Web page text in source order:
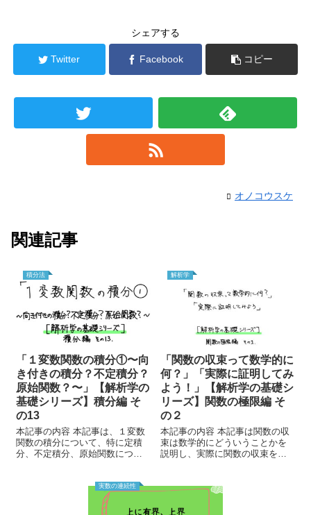
シェアする
Twitter Facebook コピー
オノコウスケ
関連記事
積分法
「１変数関数の積分①〜向
き付きの積分？不定積分？
原始関数？〜」【解析学の
基礎シリーズ】積分編 そ
の13
本記事の内容 本記事は、１変数
関数の積分について、特に定積
分、不定積分、原始関数につい
っている必要があるので、以下
の記事も合わせてご覧くださ
解析学
「関数の収束って数学的に
何？」「実際に証明してみ
よう！」【解析学の基礎シ
リーズ】関数の極限編 そ
の２
本記事の内容 本記事は関数の収
束は数学的にどういうことかを
説明し、実際に関数の収束を証
解し、関数の収束のイメージが
と思われるので、その際は以...
実数の連続性